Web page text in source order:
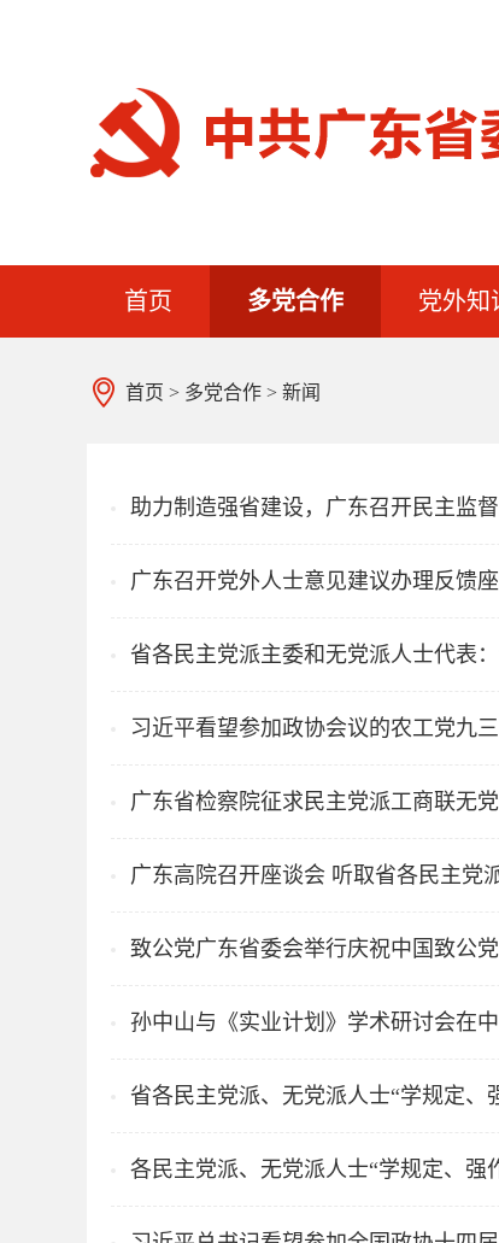
首页 多党合作 党外知
首页 > 多党合作 > 新闻
助力制造强省建设，广东召开民主监
广东召开党外人士意见建议办理反馈
省各民主党派主委和无党派人士代表
习近平看望参加政协会议的农工党九
广东省检察院征求民主党派工商联无
广东高院召开座谈会 听取省各民主党
致公党广东省委会举行庆祝中国致公
孙中山与《实业计划》学术研讨会在
省各民主党派、无党派人士“学规定、
各民主党派、无党派人士“学规定、